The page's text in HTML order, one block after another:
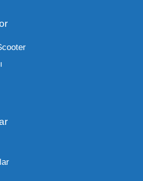
sunulmaktadır.
küçük oyuncaklar, bakkallar,
küçük oyuncaklar toptan
düşük maliyetlerle yüksek
olanak tanır. Özellikle
ve figürler, çocukların
kolayca alabildiği ürünlerdir.
Toptan Seçenekleri:
ergenliğe kadar geniş